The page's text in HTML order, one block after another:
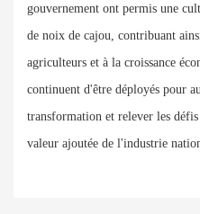
gouvernement ont permis une
de noix de cajou, contribuant
agriculteurs et à la croissance
continuent d'être déployés pour
transformation et relever les
valeur ajoutée de l'industrie